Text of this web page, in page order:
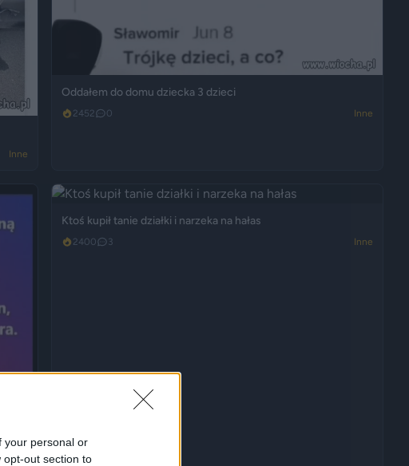
your personal or
opt-out section to
Inne
Oddałem do domu dziecka 3 dzieci
2452 0 Inne
Inne
Ktoś kupił tanie działki i narzeka na hałas
2400 3 Inne